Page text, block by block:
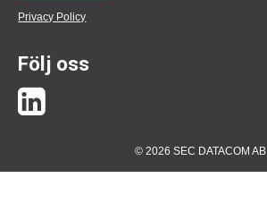
Privacy Policy
Följ oss
© 2026 SEC DATACOM AB